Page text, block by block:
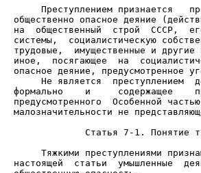
Преступлением признается
общественно опасное деяние
на  общественный  строй  СССР,
системы,  социалистическую
трудовые,  имущественные и
иное,  посягающее  на
Не является  преступлением
формально    и     содержащее
предусмотренного  Особенной
малозначительности не
Статья 7-1. Понятие
Тяжкими преступлениями
настоящей  статьи  умышленные